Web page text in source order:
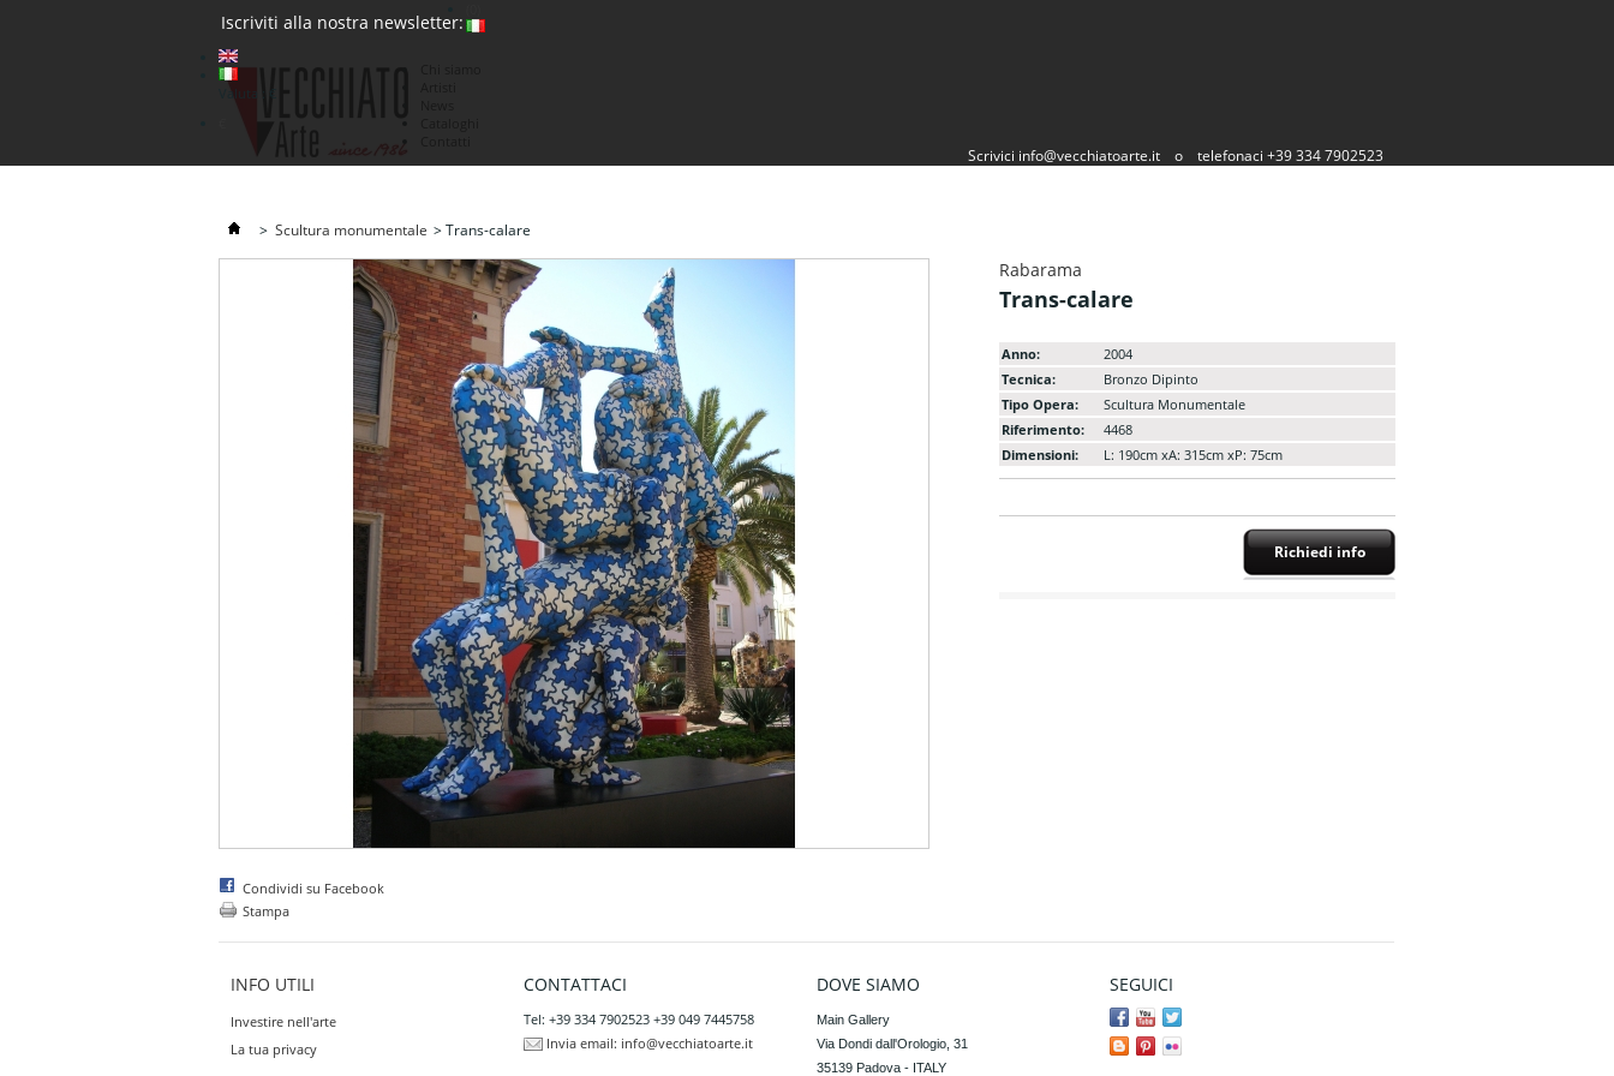
Iscriviti alla nostra newsletter:
Scrivici info@vecchiatoarte.it o telefonaci +39 334 7902523
> Scultura monumentale >Trans-calare
Condividi su Facebook
Stampa
Rabarama
Trans-calare
Anno:
2004
Tecnica:
Bronzo Dipinto
Tipo Opera:
Scultura Monumentale
Riferimento:
4468
Dimensioni:
L: 190cm xA: 315cm xP: 75cm
Richiedi info
INFO UTILI
Investire nell'arte
La tua privacy
CONTATTACI
Tel: +39 334 7902523 +39 049 7445758
Invia email: info@vecchiatoarte.it
DOVE SIAMO
Main Gallery
Via Dondi dall'Orologio, 31
35139 Padova - ITALY
SEGUICI